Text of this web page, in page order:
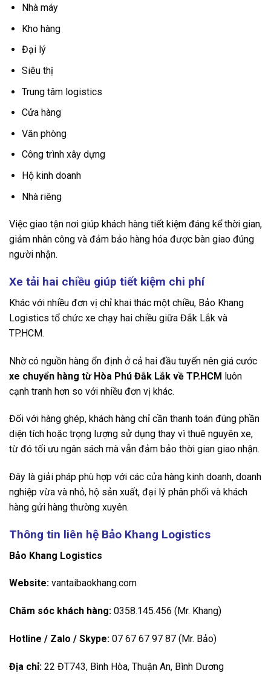
Nhà máy
Kho hàng
Đại lý
Siêu thị
Trung tâm logistics
Cửa hàng
Văn phòng
Công trình xây dựng
Hộ kinh doanh
Nhà riêng
Việc giao tận nơi giúp khách hàng tiết kiệm đáng kể thời gian,
giảm nhân công và đảm bảo hàng hóa được bàn giao đúng
người nhận.
Xe tải hai chiều giúp tiết kiệm chi phí
Khác với nhiều đơn vị chỉ khai thác một chiều, Bảo Khang
Logistics tổ chức xe chạy hai chiều giữa Đắk Lắk và
TP.HCM.
Nhờ có nguồn hàng ổn định ở cả hai đầu tuyến nên giá cước
xe chuyển hàng từ Hòa Phú Đắk Lắk về TP.HCM luôn
cạnh tranh hơn so với nhiều đơn vị khác.
Đối với hàng ghép, khách hàng chỉ cần thanh toán đúng phần
diện tích hoặc trọng lượng sử dụng thay vì thuê nguyên xe,
từ đó tối ưu ngân sách mà vẫn đảm bảo thời gian giao nhận.
Đây là giải pháp phù hợp với các cửa hàng kinh doanh, doanh
nghiệp vừa và nhỏ, hộ sản xuất, đại lý phân phối và khách
hàng gửi hàng thường xuyên.
Thông tin liên hệ Bảo Khang Logistics
Bảo Khang Logistics
Website: vantaibaokhang.com
Chăm sóc khách hàng: 0358.145.456 (Mr. Khang)
Hotline / Zalo / Skype: 07 67 67 97 87 (Mr. Bảo)
Địa chỉ: 22 ĐT743, Bình Hòa, Thuận An, Bình Dương